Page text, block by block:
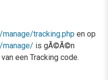
tracking.php en op
is gÃ©Ã©n
een Tracking code.